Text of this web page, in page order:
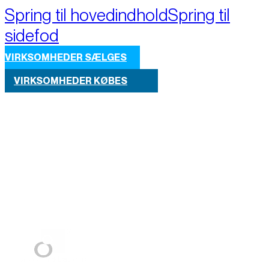
Spring til hovedindholdSpring til
sidefod
VIRKSOMHEDER SÆLGES
VIRKSOMHEDER KØBES